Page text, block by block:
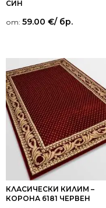
СИН
от: 59.00 €/ бр.
КЛАСИЧЕСКИ КИЛИМ –
КОРОНА 6181 ЧЕРВЕН